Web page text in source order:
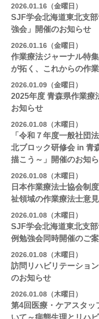
2026.01.16（金曜日）
SJF学会北海道東北支
強会」開催のお知らせ
2026.01.16（金曜日）
作業療法ジャーナル特
が拓く、これからの作
2026.01.09（金曜日）
2025年度 青森県作業療
お知らせ
2026.01.08（木曜日）
「令和７年度一般社団
北ブロック研修会 in 青
描こう～」開催のお知
2026.01.08（木曜日）
日本作業療法士協会制
祉領域の作業療法士意
2026.01.08（木曜日）
SJF学会北海道東北支
例勉強会同時開催のご
2026.01.08（木曜日）
訪問リハビリテーショ
のお知らせ
2026.01.08（木曜日）
第4回医療・ケアスタッ
いて～病態生理とリハ